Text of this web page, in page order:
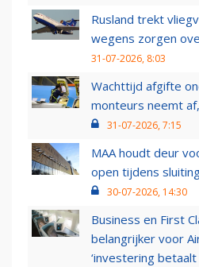
Rusland trekt
wegens zorgen
31-07-2026, 8:03
Wachttijd afgifte
monteurs neemt
31-07-2026, 7:15
MAA houdt deur
open tijdens
30-07-2026, 14:30
Business en First
belangrijker voor
‘investering betaalt